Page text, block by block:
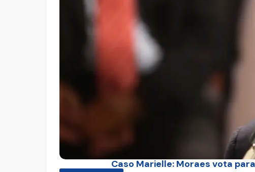
Caso Marielle: Moraes vota